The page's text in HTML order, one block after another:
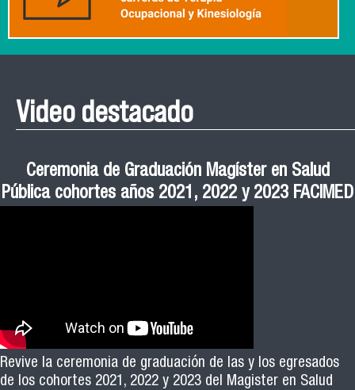
Video destacado
Manual de Buenas de Prácticas y Educación no
Sexista Libre de Violencia en Salud
Roberto Vera invita a la III Jornada de Neurociencia
e Inteligencia Artificial 2025
El académico Roberto Vera, de la Escuela de Kinesiología
Facimed y parte del Comité Científico de la III Jornada de
Jornadas puertas abiertas CESIC
Ceremonia de Graduación Magíster en Salud
Pública cohortes años 2021, 2022 y 2023 FACIMED
Revive la ceremonia de graduación de las y los egresados
de los cohortes 2021, 2022 y 2023 del Magister en Salud
Esteban Aedo: “El uso de tecnología en el deporte
tiene directa relación con la inversión económica”